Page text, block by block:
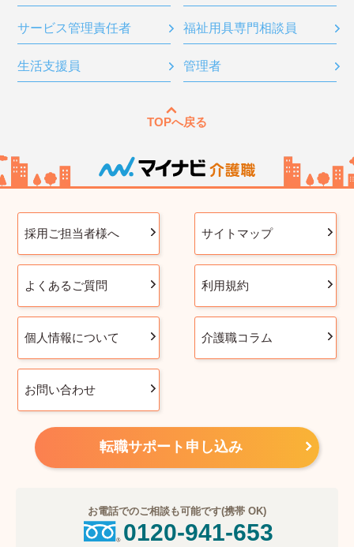
サービス管理責任者 福祉用具専門相談員
生活支援員 管理者
TOPへ戻る
採用ご担当者様へ サイトマップ
よくあるご質問 利用規約
個人情報について 介護職コラム
お問い合わせ
転職サポート申し込み
お電話でのご相談も可能です(携帯 OK)
0120-941-653